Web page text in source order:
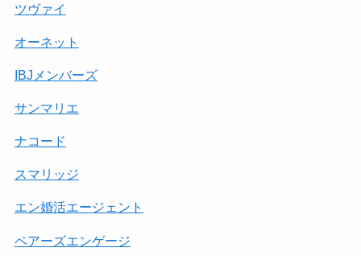
ツヴァイ
オーネット
IBJメンバーズ
サンマリエ
ナコード
スマリッジ
エン婚活エージェント
ペアーズエンゲージ